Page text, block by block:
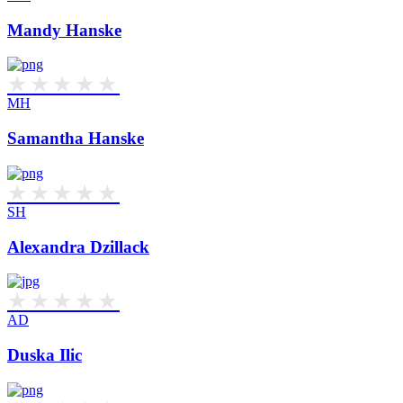
Mandy Hanske
MH
Samantha Hanske
SH
Alexandra Dzillack
AD
Duska Ilic